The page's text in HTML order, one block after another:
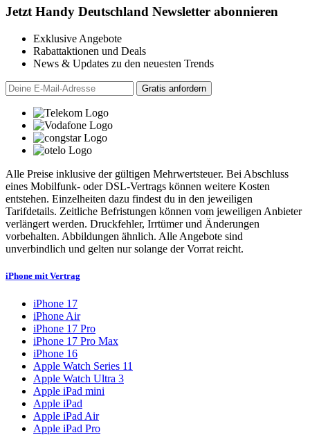
Jetzt Handy Deutschland Newsletter abonnieren
Exklusive Angebote
Rabattaktionen und Deals
News & Updates zu den neuesten Trends
Alle Preise inklusive der gültigen Mehrwertsteuer. Bei Abschluss
eines Mobilfunk- oder DSL-Vertrags können weitere Kosten
entstehen. Einzelheiten dazu findest du in den jeweiligen
Tarifdetails. Zeitliche Befristungen können vom jeweiligen Anbieter
verlängert werden. Druckfehler, Irrtümer und Änderungen
vorbehalten. Abbildungen ähnlich. Alle Angebote sind
unverbindlich und gelten nur solange der Vorrat reicht.
iPhone mit Vertrag
iPhone 17
iPhone Air
iPhone 17 Pro
iPhone 17 Pro Max
iPhone 16
Apple Watch Series 11
Apple Watch Ultra 3
Apple iPad mini
Apple iPad
Apple iPad Air
Apple iPad Pro